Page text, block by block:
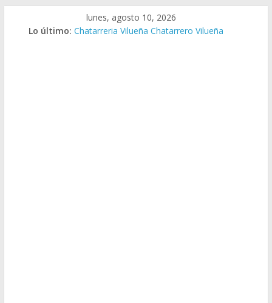
lunes, agosto 10, 2026
Lo último: Chatarreria Vilueña Chatarrero Vilueña